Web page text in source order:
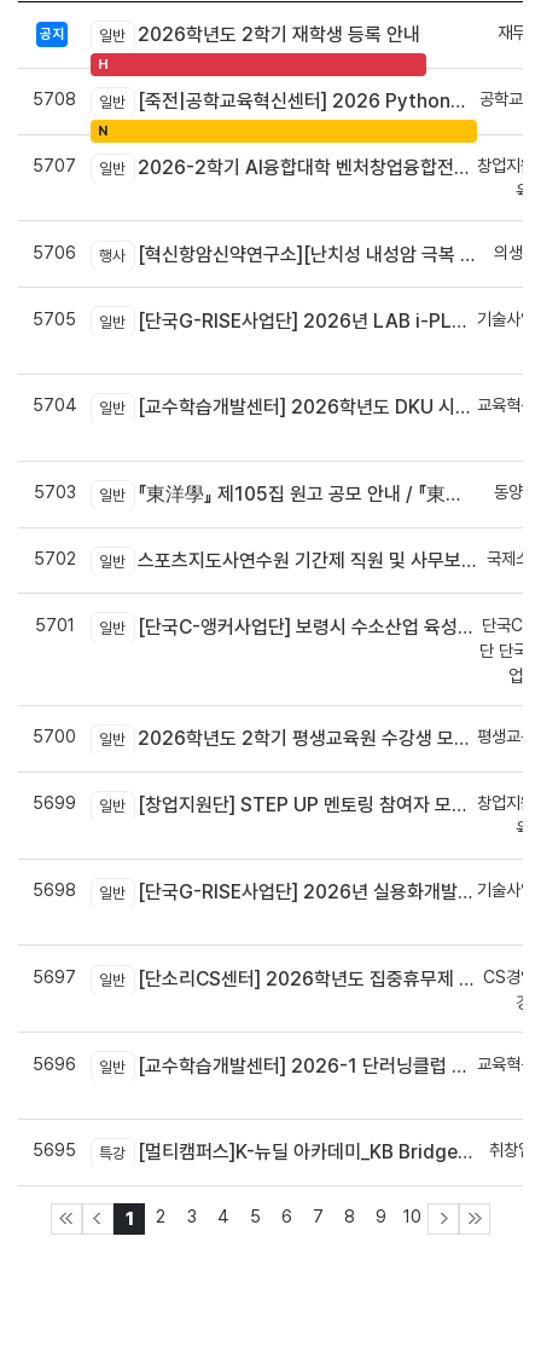
공지 일반 2026학년도 2학기 재학생 등록 안내
H
재무
5708 일반 [죽전|공학교육혁신센터] 2026 Python으로 구현하는 AI 영상인식과 로봇팔 제어 프로그램 신청 안내
N
공학교
5707 일반 2026-2학기 AI융합대학 벤처창업융합전공 안내
창업지원
육
5706 행사 [혁신항암신약연구소][난치성 내성암 극복 차세대 신약개발 글로벌 사업단] 심포지엄 8월 24일 ~ 25일 의생
5705 일반 [단국G-RISE사업단] 2026년 LAB i-PLUG 프로그램 과제 공고(~10.9.(금)까지)
기술사업
5704 일반 [교수학습개발센터] 2026학년도 DKU 시그니처 교수법 적용 교과목 개발 신청 안내
교육혁신
5703 일반 『東洋學』 제105집 원고 공모 안내 / 『東洋學』第105輯征稿启事 / Call for Papers : The Oriental Studies, the 105th Issue 동양
5702 일반 스포츠지도사연수원 기간제 직원 및 사무보조원 채용 공고 국제스
5701 일반 [단국C-앵커사업단] 보령시 수소산업 육성을 위한 기업 지원사업 모집공고
단국C-
단 단국
업
5700 일반 2026학년도 2학기 평생교육원 수강생 모집안내 평생교육
5699 일반 [창업지원단] STEP UP 멘토링 참여자 모집(~7월 29일)
창업지원
육
5698 일반 [단국G-RISE사업단] 2026년 실용화개발 지원(Grant) 과제 공고_~8/14(금)까지
기술사업
5697 일반 [단소리CS센터] 2026학년도 집중휴무제 안내 (EMS 및 이메일 발송 접수기한 : 7/24(금) 오후 12시까지)
CS경영
경
5696 일반 [교수학습개발센터] 2026-1 단러닝클럽 Best Practice 공모전 결과 안내
교육혁신
5695 특강 [멀티캠퍼스]K-뉴딜 아카데미_KB Bridge 과정 취창업
1 2 3 4 5 6 7 8 9 10